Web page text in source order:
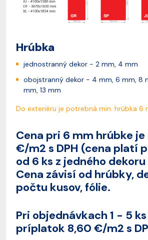
Hrúbka
jednostranný dekor - 2 mm, 4 mm
obojstranný dekor - 4 mm, 6 mm, 8
mm, 13 mm
Do exteriéru je potrebná min. hrúbka 6
Cena pri 6 mm hrúbke je
€/m2 s DPH (cena platí
od 6 ks z jedného
Cena závisí od hrúbky,
počtu kusov, fólie.
Pri objednávkach 1 - 5
príplatok 8,60 €/m2 s